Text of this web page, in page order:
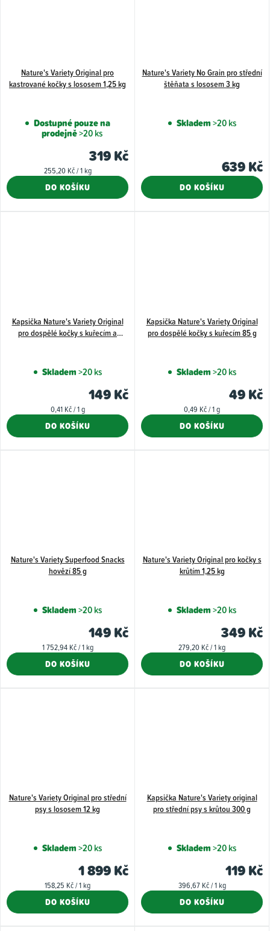
Nature's Variety Original pro
kastrované kočky s lososem 1,25 kg
Dostupné pouze na
prodejně>20 ks
319 Kč
Měrná
255,20 Kč / 1 kg
DO KOŠÍKU
Nature's Variety No Grain pro střední
štěňata s lososem 3 kg
Skladem>20 ks
639 Kč
DO KOŠÍKU
Kapsička Nature's Variety Original
pro dospělé kočky s kuřecím a
Skladem>20 ks
149 Kč
Měrná
0,41 Kč / 1 g
DO KOŠÍKU
Kapsička Nature's Variety Original
pro dospělé kočky s kuřecím 85 g
Skladem>20 ks
49 Kč
Měrná
0,49 Kč / 1 g
DO KOŠÍKU
Nature's Variety Superfood Snacks
hovězí 85 g
Skladem>20 ks
149 Kč
Měrná
1 752,94 Kč / 1 kg
DO KOŠÍKU
Nature's Variety Original pro kočky s
krůtím 1,25 kg
Skladem>20 ks
349 Kč
Měrná
279,20 Kč / 1 kg
DO KOŠÍKU
Nature's Variety Original pro střední
psy s lososem 12 kg
Skladem>20 ks
1 899 Kč
Měrná
158,25 Kč / 1 kg
DO KOŠÍKU
Kapsička Nature's Variety original
pro střední psy s krůtou 300 g
Skladem>20 ks
119 Kč
Měrná
396,67 Kč / 1 kg
DO KOŠÍKU